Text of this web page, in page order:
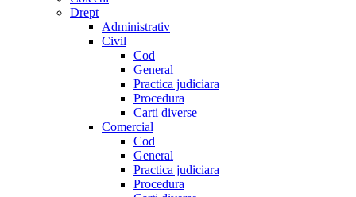
Drept
Administrativ
Civil
Cod
General
Practica judiciara
Procedura
Carti diverse
Comercial
Cod
General
Practica judiciara
Procedura